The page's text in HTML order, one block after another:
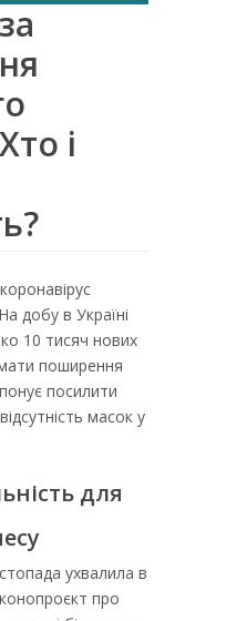
і
добу в Україні
10 тисяч нових
поширення
посилити
масок у
для
ухвалила в
про